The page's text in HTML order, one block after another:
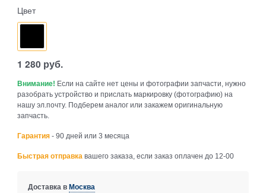
Цвет
1 280 руб.
Внимание! Если на сайте нет цены и фотографии запчасти, нужно
разобрать устройство и прислать маркировку (фотографию) на
нашу эл.почту. Подберем аналог или закажем оригинальную
запчасть.
Гарантия - 90 дней или 3 месяца
Быстрая отправка вашего заказа, если заказ оплачен до 12-00
Доставка вМосква